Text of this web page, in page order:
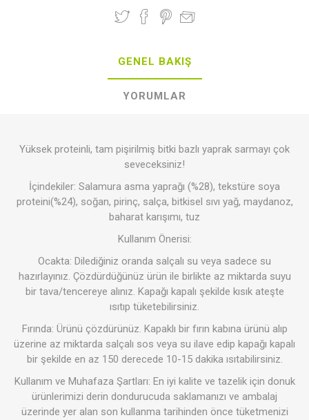
GENEL BAKIŞ
YORUMLAR
Yüksek proteinli, tam pişirilmiş bitki bazlı yaprak sarmayı çok
seveceksiniz!
İçindekiler: Salamura asma yaprağı (%28), tekstüre soya
proteini(%24), soğan, pirinç, salça, bitkisel sıvı yağ, maydanoz,
baharat karışımı, tuz
Kullanım Önerisi:
Ocakta: Dilediğiniz oranda salçalı su veya sadece su
hazırlayınız. Çözdürdüğünüz ürün ile birlikte az miktarda suyu
bir tava/tencereye alınız. Kapağı kapalı şekilde kısık ateşte
ısıtıp tüketebilirsiniz.
Fırında: Ürünü çözdürünüz. Kapaklı bir fırın kabına ürünü alıp
üzerine az miktarda salçalı sos veya su ilave edip kapağı kapalı
bir şekilde en az 150 derecede 10-15 dakika ısıtabilirsiniz.
Kullanım ve Muhafaza Şartları: En iyi kalite ve tazelik için donuk
ürünlerimizi derin dondurucuda saklamanızı ve ambalaj
üzerinde yer alan son kullanma tarihinden önce tüketmenizi